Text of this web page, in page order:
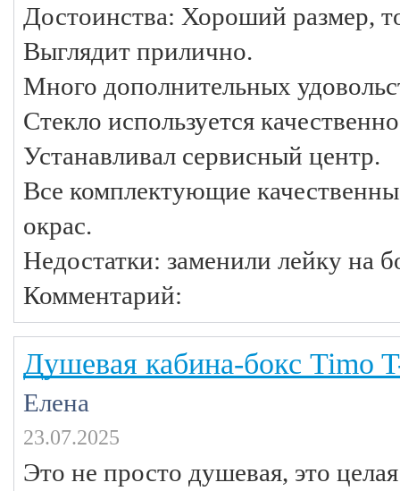
Достоинства: Хороший размер,
Выглядит прилично.
Много дополнительных
Стекло используется
Устанавливал сервисный центр.
Все комплектующие
окрас.
Недостатки: заменили лейку на
Комментарий:
Душевая кабина-бокс Timo
Елена
23.07.2025
Это не просто душевая, это